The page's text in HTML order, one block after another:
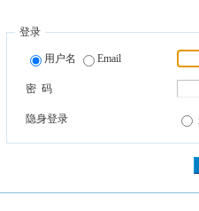
登录
用户名 Email
密 码
隐身登录